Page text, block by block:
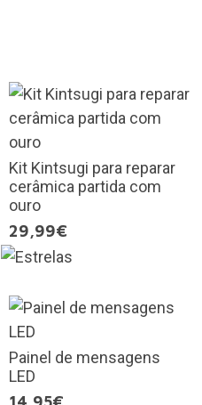
Kit Kintsugi para reparar
cerâmica partida com
ouro
29,99€
Painel de mensagens
LED